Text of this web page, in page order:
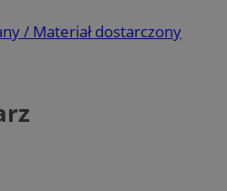
/ Materiał dostarczony